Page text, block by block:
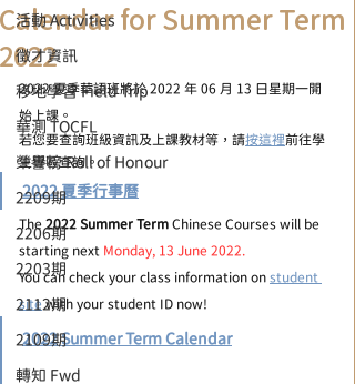
活動 Activities
徵才資訊
移地學習 Field Trip
華測 TOCFL
榮譽榜 Roll of Honour
2209期
2206期
2203期
2112期
2109期
轉知 Fwd
Calendar for Summer Term
2022
2022 夏季華語班將於 2022 年 06 月 13 日星期一開
始上課。
若您要查詢班級資訊及上課教材等，請按這裡前往學
生專區查詢。
2022 夏季行事曆
The 2022 Summer Term Chinese Courses will be
starting next Monday, 13 June 2022.
You can check your class information on student
site with your student ID now!
2022 Summer Term Calendar